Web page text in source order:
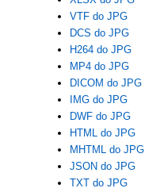
VTF do JPG
DCS do JPG
H264 do JPG
MP4 do JPG
DICOM do JPG
IMG do JPG
DWF do JPG
HTML do JPG
MHTML do JPG
JSON do JPG
TXT do JPG